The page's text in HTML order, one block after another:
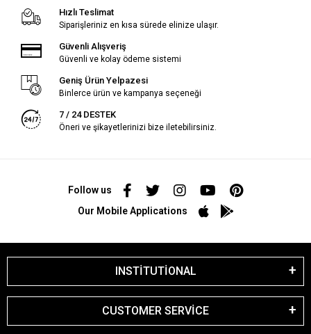
Hızlı Teslimat
Siparişleriniz en kısa sürede elinize ulaşır.
Güvenli Alışveriş
Güvenli ve kolay ödeme sistemi
Geniş Ürün Yelpazesi
Binlerce ürün ve kampanya seçeneği
7 / 24 DESTEK
Öneri ve şikayetlerinizi bize iletebilirsiniz.
Follow us
Our Mobile Applications
INSTİTUTİONAL
CUSTOMER SERVİCE